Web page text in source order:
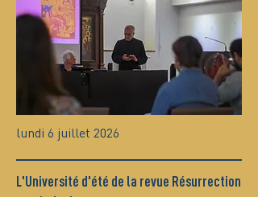
lundi 6 juillet 2026
L'Université d'été de la revue Résurrection